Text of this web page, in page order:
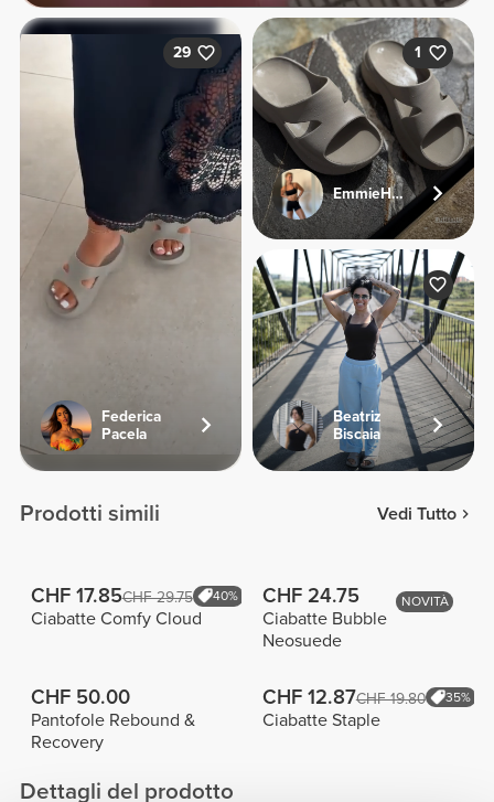
29
Federica
Pacela
1
EmmieHeartsFood
Beatriz
Biscaia
Prodotti simili Vedi Tutto
CHF 17.85CHF 29.75 40%
Ciabatte Comfy Cloud
NOVITÀ
CHF 24.75
Ciabatte Bubble
Neosuede
CHF 50.00
Pantofole Rebound &
Recovery
CHF 12.87CHF 19.80 35%
Ciabatte Staple
Dettagli del prodotto